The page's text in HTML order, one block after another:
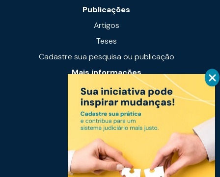
Publicações
Artigos
Teses
Cadastre sua pesquisa ou publicação
Mais informações
Notícias
Links úteis
Fale conosco